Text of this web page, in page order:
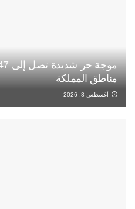
مناطق المملكة
أغسطس 8, 2026